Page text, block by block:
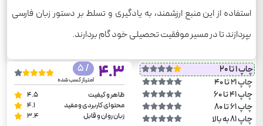
استفاده از این منبع ارزشمند، به یادگیری و تسلط بر دستور زبان فارسی
بپردازند تا در مسیر موفقیت تحصیلی خود گام بردارند.
چاپ 1 تا 20
چاپ 21 تا 40
چاپ 41 تا 60
چاپ 61 تا 80
چاپ 81 به بالا
4.3
/ 5
امتیاز کسب شده
ظاهر و کیفیت
4.5
محتوای کاربردی و مفید
4.1
زبان روان و قابل
3.4